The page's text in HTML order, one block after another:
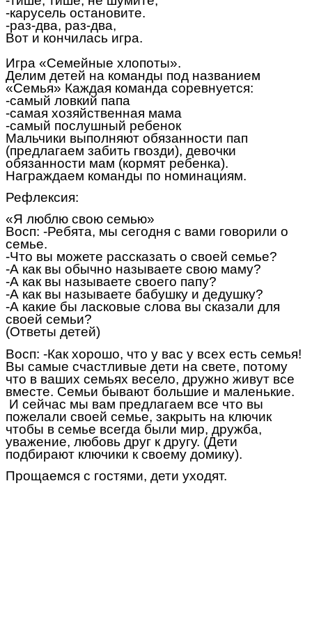
-карусель остановите.
-раз-два, раз-два,
Вот и кончилась игра.
Игра «Семейные хлопоты».
Делим детей на команды под названием
«Семья» Каждая команда соревнуется:
-самый ловкий папа
-самая хозяйственная мама
-самый послушный ребенок
Мальчики выполняют обязанности пап
(предлагаем забить гвозди), девочки
обязанности мам (кормят ребенка).
Награждаем команды по номинациям.
Рефлексия:
«Я люблю свою семью»
Восп: -Ребята, мы сегодня с вами говорили о
семье.
-Что вы можете рассказать о своей семье?
-А как вы обычно называете свою маму?
-А как вы называете своего папу?
-А как вы называете бабушку и дедушку?
-А какие бы ласковые слова вы сказали для
своей семьи?
(Ответы детей)
Восп: -Как хорошо, что у вас у всех есть семья!
Вы самые счастливые дети на свете, потому
что в ваших семьях весело, дружно живут все
вместе. Семьи бывают большие и маленькие.
И сейчас мы вам предлагаем все что вы
пожелали своей семье, закрыть на ключик
чтобы в семье всегда были мир, дружба,
уважение, любовь друг к другу. (Дети
подбирают ключики к своему домику).
Прощаемся с гостями, дети уходят.